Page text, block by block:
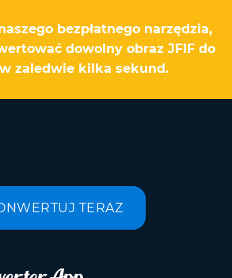
bezpłatnego narzędzia,
dowolny obraz JFIF do
zaledwie kilka sekund.
TERAZ